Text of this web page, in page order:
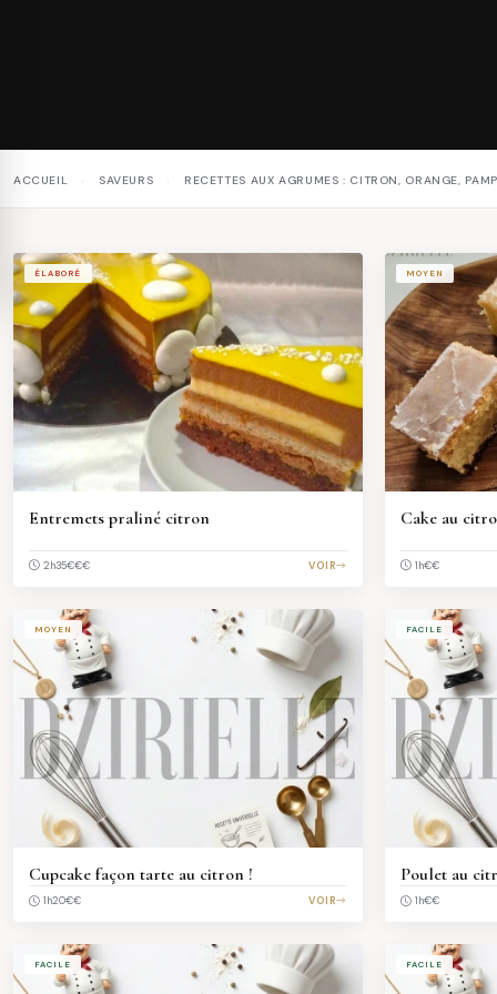
ACCUEIL SAVEURS RECETTES AUX AGRUMES : CITRON, ORANGE,
ÉLABORÉ
Entremets praliné citron
2h35€€€ VOIR
MOYEN
Cake au
1h€€
MOYEN
Cupcake façon tarte au citron !
1h20€€ VOIR
FACILE
Poulet au
1h€€
FACILE FACILE